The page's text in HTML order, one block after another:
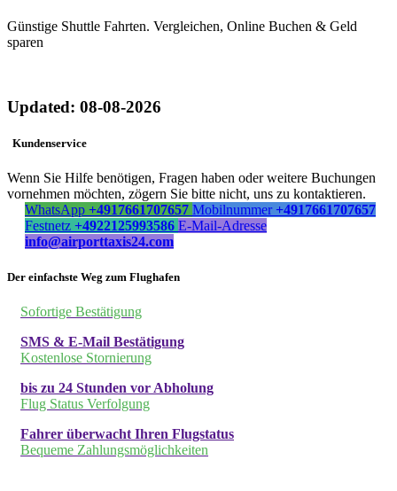
Günstige Shuttle Fahrten. Vergleichen, Online Buchen & Geld
sparen
Updated: 08-08-2026
Kundenservice
Wenn Sie Hilfe benötigen, Fragen haben oder weitere Buchungen
vornehmen möchten, zögern Sie bitte nicht, uns zu kontaktieren.
WhatsApp +4917661707657 Mobilnummer +4917661707657
Festnetz +4922125993586 E-Mail-Adresse
info@airporttaxis24.com
Der einfachste Weg zum Flughafen
Sofortige Bestätigung
SMS & E-Mail Bestätigung
Kostenlose Stornierung
bis zu 24 Stunden vor Abholung
Flug Status Verfolgung
Fahrer überwacht Ihren Flugstatus
Bequeme Zahlungsmöglichkeiten